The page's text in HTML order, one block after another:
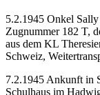
5.2.1945 Onkel
Zugnummer 182 T,
aus dem KL
Schweiz,
7.2.1945 Ankunft in
Schulhaus im